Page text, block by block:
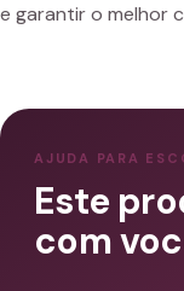
e garantir o melhor
AJUDA PARA
Este
com